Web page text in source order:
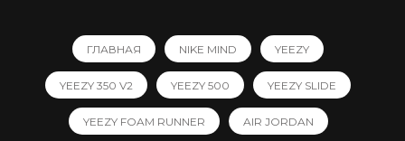
ГЛАВНАЯ NIKE MIND YEEZY
YEEZY 350 V2 YEEZY 500 YEEZY SLIDE
YEEZY FOAM RUNNER AIR JORDAN